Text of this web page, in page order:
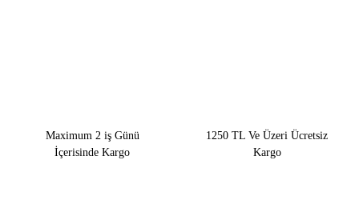
Maximum 2 iş Günü
İçerisinde Kargo
1250 TL Ve Üzeri Ücretsiz
Kargo